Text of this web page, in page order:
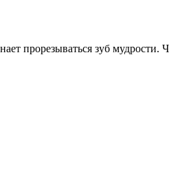
прорезываться зуб мудрости.